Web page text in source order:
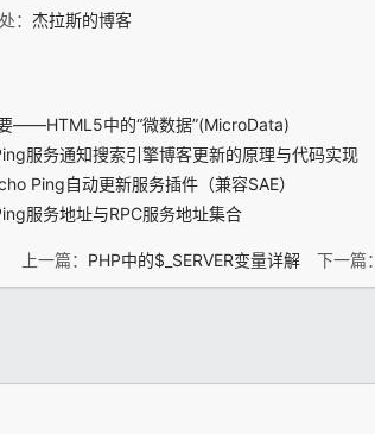
： 杰拉斯的博客
——HTML5中的“微数据”(MicroData)
服务通知搜索引擎博客更新的原理与代码实现
Ping自动更新服务插件（兼容SAE）
服务地址与RPC服务地址集合
上一篇： PHP中的$_SERVER变量详解 下一篇：